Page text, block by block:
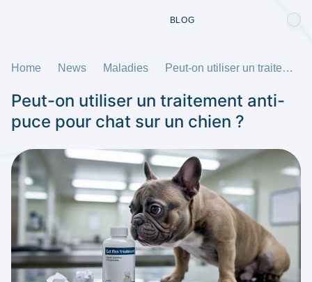
BLOG
Home News Maladies Peut-on utiliser un traitement anti-puce pour chat sur un chien ?
Peut-on utiliser un traitement anti-
puce pour chat sur un chien ?